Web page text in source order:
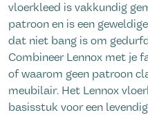
vloerkleed is vakkundig
patroon en is een
dat niet bang is om
Combineer Lennox met je
of waarom geen patroon
meubilair. Het Lennox
basisstuk voor een